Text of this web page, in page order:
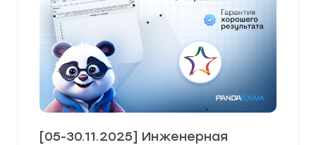
[05-30.11.2025] Инженерная